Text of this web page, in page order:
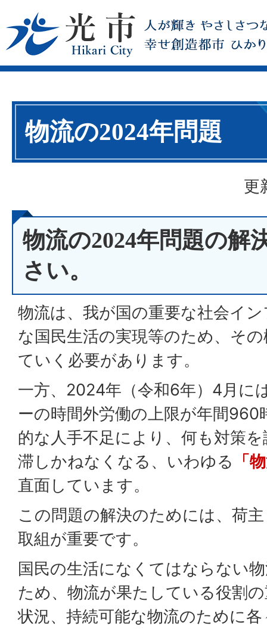
物流の2024年問題
更
物流の2024年問題の解
さい。
物流は、我が国の重要な社会イ
な国民生活の実現等のため、そ
ていく必要があります。
一方、2024年（令和6年）4月に
ーの時間外労働の上限が年間960
的な人手不足により、何も対策
滞しかねなくなる、いわゆる
「
直面しています。
この問題の解決のためには、荷
取組が重要です。
国民の生活になくてはならない
ため、物流が果たしている役割
状況、持続可能な物流のために